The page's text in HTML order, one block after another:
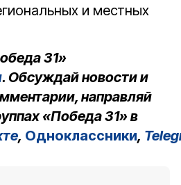
и местных
31»
. Обсуждай новости и
направляй
«Победа 31» в
, Одноклассники,